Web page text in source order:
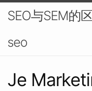
SEO与SEM的
seo
Je